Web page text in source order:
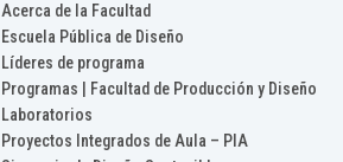
Acerca de la Facultad
Escuela Pública de Diseño
Líderes de programa
Programas | Facultad de Producción y Diseño
Laboratorios
Proyectos Integrados de Aula – PIA